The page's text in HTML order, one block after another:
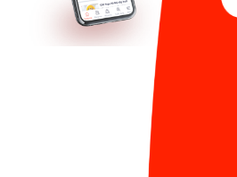
đó, Ban lãnh đạo công ty sẽ
gương mặt xuất sắc nhất, có
trở thành đại diện cho Sun*
Digital Creative
muốn chung tay xây dựng
người tự do tạo ra giá trị tuyệt
đổi cuộc sống. Trên hành